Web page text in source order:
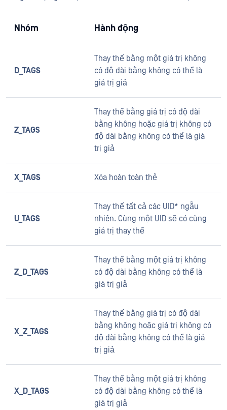
Nhóm Hành động
D_TAGS
Thay thế bằng một giá trị không
có độ dài bằng không có thể là
giá trị giả
Z_TAGS
Thay thế bằng giá trị có độ dài
bằng không hoặc giá trị không có
độ dài bằng không có thể là giá
trị giả
X_TAGS Xóa hoàn toàn thẻ
U_TAGS
Thay thế tất cả các UID* ngẫu
nhiên. Cùng một UID sẽ có cùng
giá trị thay thế
Z_D_TAGS
Thay thế bằng một giá trị không
có độ dài bằng không có thể là
giá trị giả
X_Z_TAGS
Thay thế bằng giá trị có độ dài
bằng không hoặc giá trị không có
độ dài bằng không có thể là giá
trị giả
X_D_TAGS
Thay thế bằng một giá trị không
có độ dài bằng không có thể là
giá trị giả